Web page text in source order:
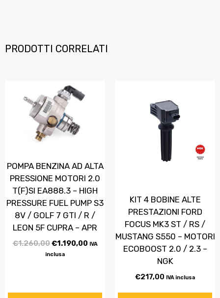
PRODOTTI CORRELATI
POMPA BENZINA AD ALTA
PRESSIONE MOTORI 2.0
T(F)SI EA888.3 – HIGH
PRESSURE FUEL PUMP S3
8V / GOLF 7 GTI / R /
LEON 5F CUPRA – APR
€1.260,00€1.190,00 IVA
inclusa
KIT 4 BOBINE ALTE
PRESTAZIONI FORD
FOCUS MK3 ST / RS /
MUSTANG S550 – MOTORI
ECOBOOST 2.0 / 2.3 –
NGK
€217,00 IVA inclusa